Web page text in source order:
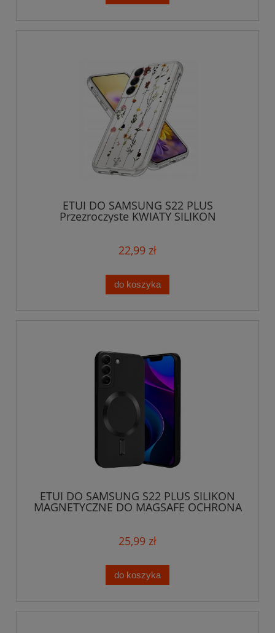
ETUI DO SAMSUNG S22 PLUS
Przezroczyste KWIATY SILIKON
OCHRONA CASE SLIM
22,99 zł
do koszyka
ETUI DO SAMSUNG S22 PLUS SILIKON
MAGNETYCZNE DO MAGSAFE OCHRONA
25,99 zł
do koszyka